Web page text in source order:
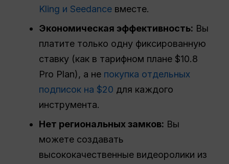
Kling и Seedance вместе.
Экономическая эффективность: Вы
платите только одну фиксированную
ставку (как в тарифном плане $10.8
Pro Plan), а не покупка отдельных
подписок на $20 для каждого
инструмента.
Нет региональных замков: Вы
можете создавать
высококачественные видеоролики из